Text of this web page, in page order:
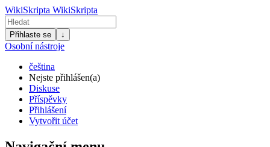
WikiSkripta WikiSkripta
Přihlaste se ↓
Osobní nástroje
čeština
Nejste přihlášen(a)
Diskuse
Příspěvky
Přihlášení
Vytvořit účet